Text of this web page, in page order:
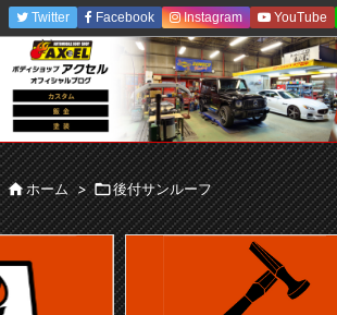
Twitter Facebook Instagram YouTube
Feedly
ホーム > 後付サンルーフ